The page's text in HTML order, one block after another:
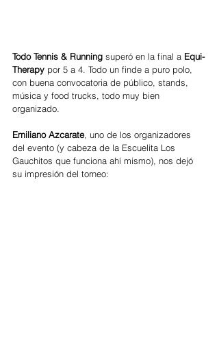
Todo Tennis & Running superó en la final a Equi-
Therapy por 5 a 4. Todo un finde a puro polo,
con buena convocatoria de público, stands,
música y food trucks, todo muy bien
organizado.
Emiliano Azcarate, uno de los organizadores
del evento (y cabeza de la Escuelita Los
Gauchitos que funciona ahí mismo), nos dejó
su impresión del torneo: